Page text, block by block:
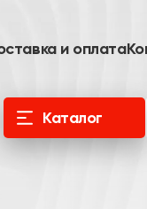
и оплата
Каталог